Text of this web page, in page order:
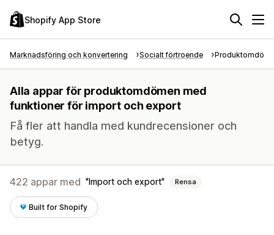
Shopify App Store
Marknadsföring och konvertering Socialt förtroende
Alla appar för produktomdömen med
funktioner för import och export
Få fler att handla med kundrecensioner och
betyg.
422 appar med Import och export Rensa
Built for Shopify